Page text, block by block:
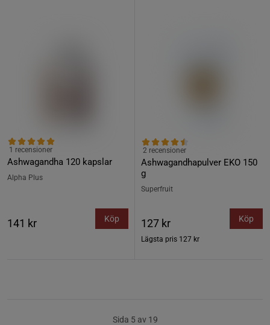
Ashwagandha 120 kapslar
1 recensioner
Alpha Plus
141 kr Köp
Ashwagandhapulver EKO 150
g
2 recensioner
Superfruit
127 kr
Lägsta pris 127 kr
Köp
Sida 5 av 19